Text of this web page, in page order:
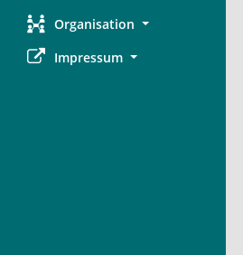
Organisation
Impressum